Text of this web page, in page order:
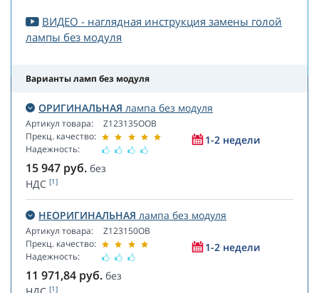
ВИДЕО - наглядная инструкция замены голой
лампы без модуля
Варианты ламп без модуля
ОРИГИНАЛЬНАЯ лампа без модуля
Артикул товара:
Прекц. качество:
Надежность:
Z123135OOB
1-2 недели
15 947 руб. без
НДС [1]
НЕОРИГИНАЛЬНАЯ лампа без модуля
Артикул товара:
Прекц. качество:
Надежность:
Z123150OB
1-2 недели
11 971,84 руб. без
[1]